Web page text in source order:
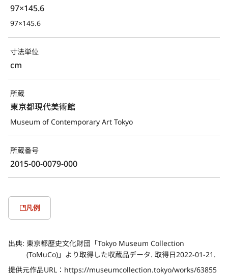
97×145.6
97×145.6
寸法単位
cm
所蔵
東京都現代美術館
Museum of Contemporary Art Tokyo
所蔵番号
2015-00-0079-000
凡例
出典: 東京都歴史文化財団「Tokyo Museum Collection
(ToMuCo)」より取得した収蔵品データ. 取得日2022-01-21.
提供元作品URL： https://museumcollection.tokyo/works/63855